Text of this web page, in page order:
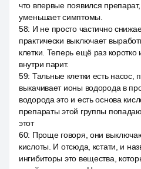
что впервые появился
уменьшает симптомы.
58: И не просто частично
практически выключает
клетки. Теперь ещё раз коротко
внутри парит.
59: Тальные клетки есть насос,
выкачивает ионы водорода в
водорода это и есть основа
препараты этой группы
этот
60: Проще говоря, они
кислоты. И отсюда, кстати, и
ингибиторы это вещества,